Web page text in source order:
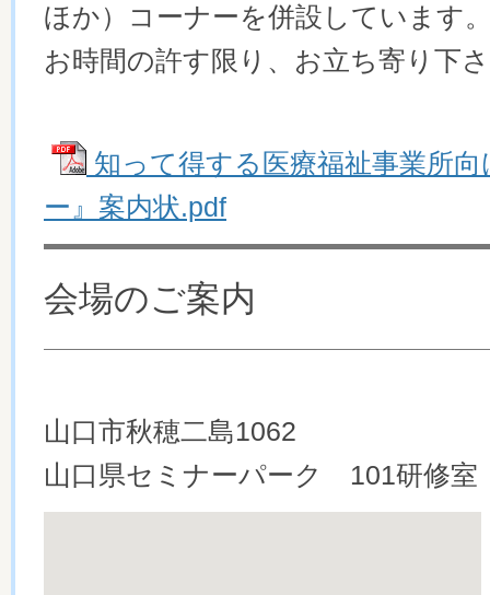
ほか）コーナーを併設しています
お時間の許す限り、お立ち寄り下
知って得する医療福祉事業所
ー』案内状.pdf
会場のご案内
山口市秋穂二島1062
山口県セミナーパーク 101研修室